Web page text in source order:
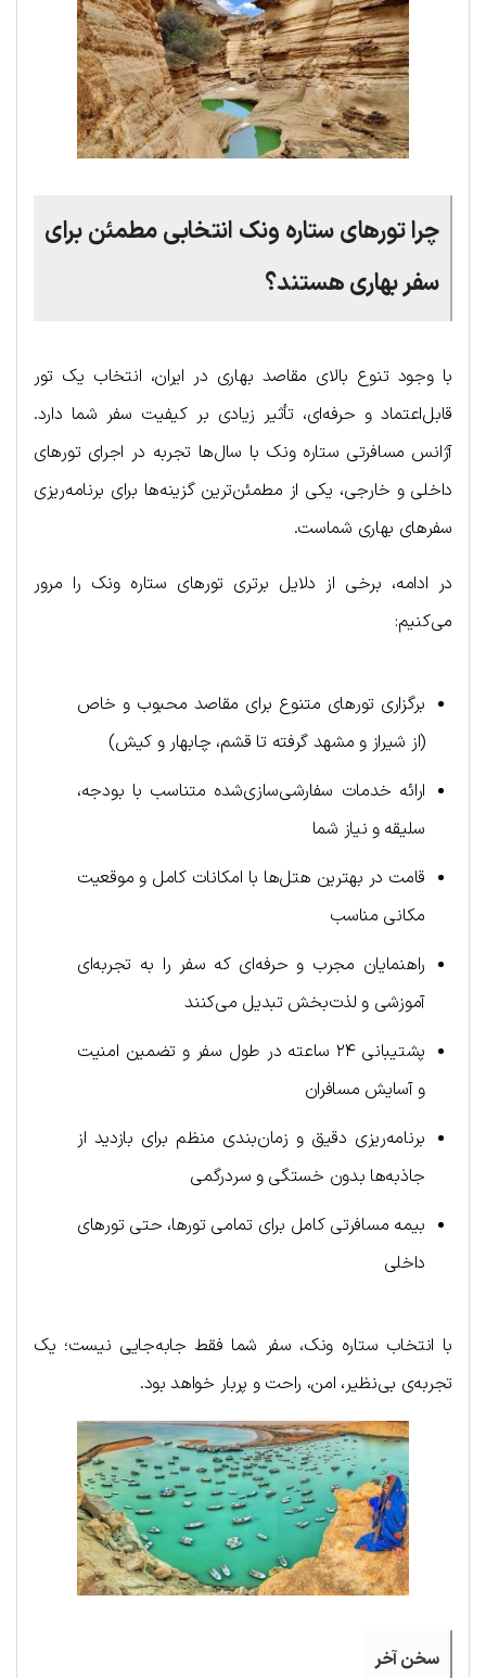
چرا تورهای ستاره ونک انتخابی مطمئن برای
سفر بهاری هستند؟
با وجود تنوع بالای مقاصد بهاری در ایران، انتخاب یک تور
قابل‌اعتماد و حرفه‌ای، تأثیر زیادی بر کیفیت سفر شما دارد.
آژانس مسافرتی ستاره ونک با سال‌ها تجربه در اجرای تورهای
داخلی و خارجی، یکی از مطمئن‌ترین گزینه‌ها برای برنامه‌ریزی
سفرهای بهاری شماست.
در ادامه، برخی از دلایل برتری تورهای ستاره ونک را مرور
می‌کنیم:
برگزاری تورهای متنوع برای مقاصد محبوب و خاص
(از شیراز و مشهد گرفته تا قشم، چابهار و کیش)
ارائه خدمات سفارشی‌سازی‌شده متناسب با بودجه،
سلیقه و نیاز شما
قامت در بهترین هتل‌ها با امکانات کامل و موقعیت
مکانی مناسب
راهنمایان مجرب و حرفه‌ای که سفر را به تجربه‌ای
آموزشی و لذت‌بخش تبدیل می‌کنند
پشتیبانی ۲۴ ساعته در طول سفر و تضمین امنیت
و آسایش مسافران
برنامه‌ریزی دقیق و زمان‌بندی منظم برای بازدید از
جاذبه‌ها بدون خستگی و سردرگمی
بیمه مسافرتی کامل برای تمامی تورها، حتی تورهای
داخلی
با انتخاب ستاره ونک، سفر شما فقط جابه‌جایی نیست؛ یک
تجربه‌ی بی‌نظیر، امن، راحت و پربار خواهد بود.
سخن آخر